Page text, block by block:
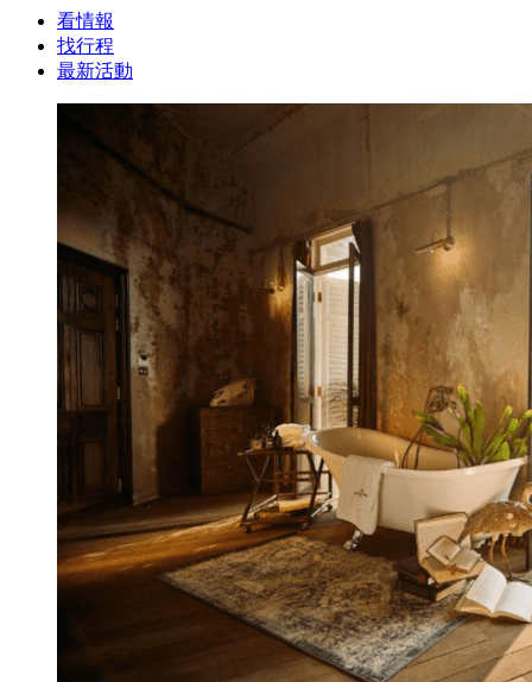
看情報
找行程
最新活動